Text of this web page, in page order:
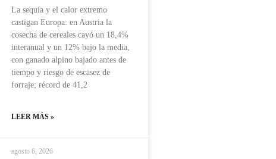
La sequía y el calor extremo
castigan Europa: en Austria la
cosecha de cereales cayó un 18,4%
interanual y un 12% bajo la media,
con ganado alpino bajado antes de
tiempo y riesgo de escasez de
forraje; récord de 41,2
LEER MÁS »
agosto 6, 2026